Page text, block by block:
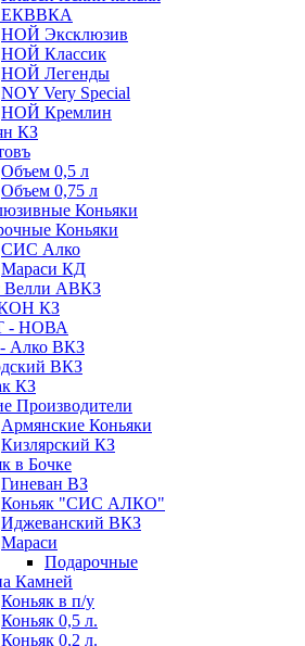
НОЙ Эксклюзив
НОЙ Классик
НОЙ Легенды
NOY Very Speсial
НОЙ Кремлин
КЗ
Объем 0,5 л
Объем 0,75 л
Коньяки
Коньяки
СИС Алко
Мараси КД
Велли АВКЗ
КЗ
- НОВА
Алко ВКЗ
ВКЗ
КЗ
Производители
Армянские Коньяки
Кизлярский КЗ
в Бочке
Гиневан ВЗ
Коньяк "СИС АЛКО"
Иджеванский ВКЗ
Мараси
Подарочные
Камней
Коньяк в п/у
Коньяк 0,5 л.
Коньяк 0,2 л.